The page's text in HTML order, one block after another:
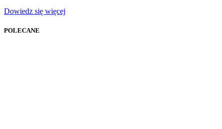
Dowiedz się więcej
POLECANE